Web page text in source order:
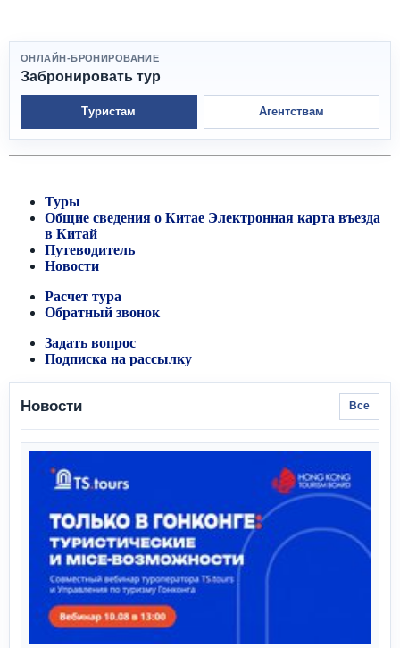
ОНЛАЙН-БРОНИРОВАНИЕ
Забронировать тур
Туристам Агентствам
Туры
Общие сведения о Китае Электронная карта въезда
в Китай
Путеводитель
Новости
Расчет тура
Обратный звонок
Задать вопрос
Подписка на рассылку
Новости Все